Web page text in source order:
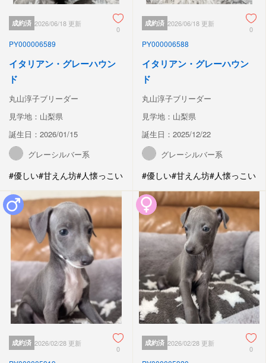
成約済 2026/06/18 更新
0
PY000006589
イタリアン・グレーハウン
ド
丸山淳子ブリーダー
見学地：山梨県
誕生日：2026/01/15
グレーシルバー系
#優しい#甘えん坊#人懐っこい
成約済 2026/06/18 更新
0
PY000006588
イタリアン・グレーハウン
ド
丸山淳子ブリーダー
見学地：山梨県
誕生日：2025/12/22
グレーシルバー系
#優しい#甘えん坊#人懐っこい
成約済 2026/02/28 更新
0
成約済 2026/02/28 更新
0